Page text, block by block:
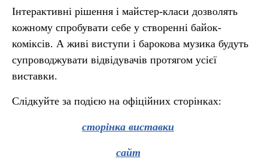
Інтерактивні рішення і майстер-класи дозволять
кожному спробувати себе у створенні байок-
коміксів. А живі виступи і барокова музика будуть
супроводжувати відвідувачів протягом усієї
виставки.
Слідкуйте за подією на офіційних сторінках:
сторінка виставки
сайт